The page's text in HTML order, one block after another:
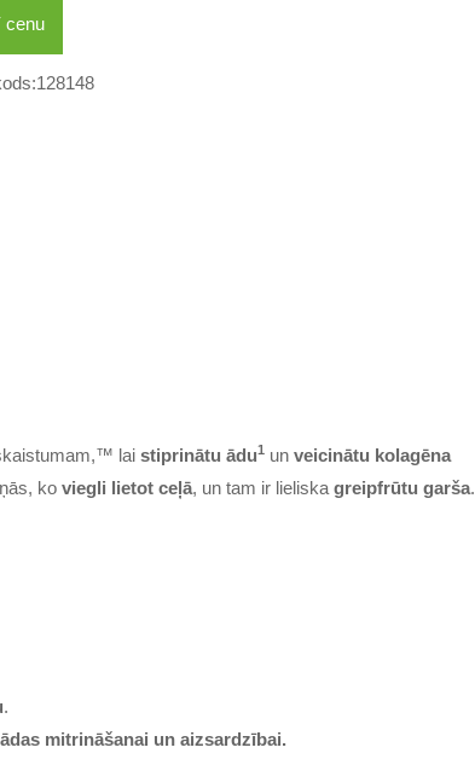
cenu
laistiprinātu ādu1 unveicinātu kolagēna
koviegli lietot ceļā, un tam ir lieliskagreipfrūtu garša.
.
mitrināšanai un aizsardzībai.